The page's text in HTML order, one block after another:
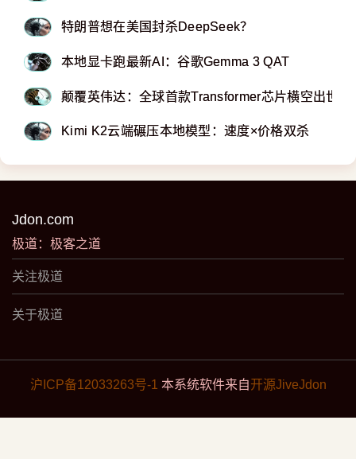
特朗普想在美国封杀DeepSeek？ ​​​
本地显卡跑最新AI：谷歌Gemma 3 QAT
颠覆英伟达：全球首款Transformer芯片横空出世
Kimi K2云端碾压本地模型：速度×价格双杀
Jdon.com
极道：极客之道
关注极道
关于极道
沪ICP备12033263号-1 本系统软件来自开源JiveJdon